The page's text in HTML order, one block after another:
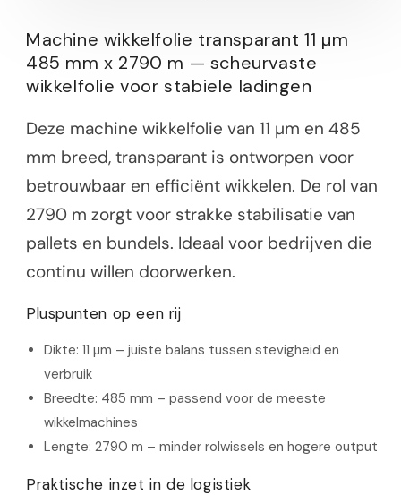
Machine wikkelfolie transparant 11 µm
485 mm x 2790 m — scheurvaste
wikkelfolie voor stabiele ladingen
Deze machine wikkelfolie van 11 µm en 485
mm breed, transparant is ontworpen voor
betrouwbaar en efficiënt wikkelen. De rol van
2790 m zorgt voor strakke stabilisatie van
pallets en bundels. Ideaal voor bedrijven die
continu willen doorwerken.
Pluspunten op een rij
Dikte: 11 µm – juiste balans tussen stevigheid en
verbruik
Breedte: 485 mm – passend voor de meeste
wikkelmachines
Lengte: 2790 m – minder rolwissels en hogere output
Praktische inzet in de logistiek